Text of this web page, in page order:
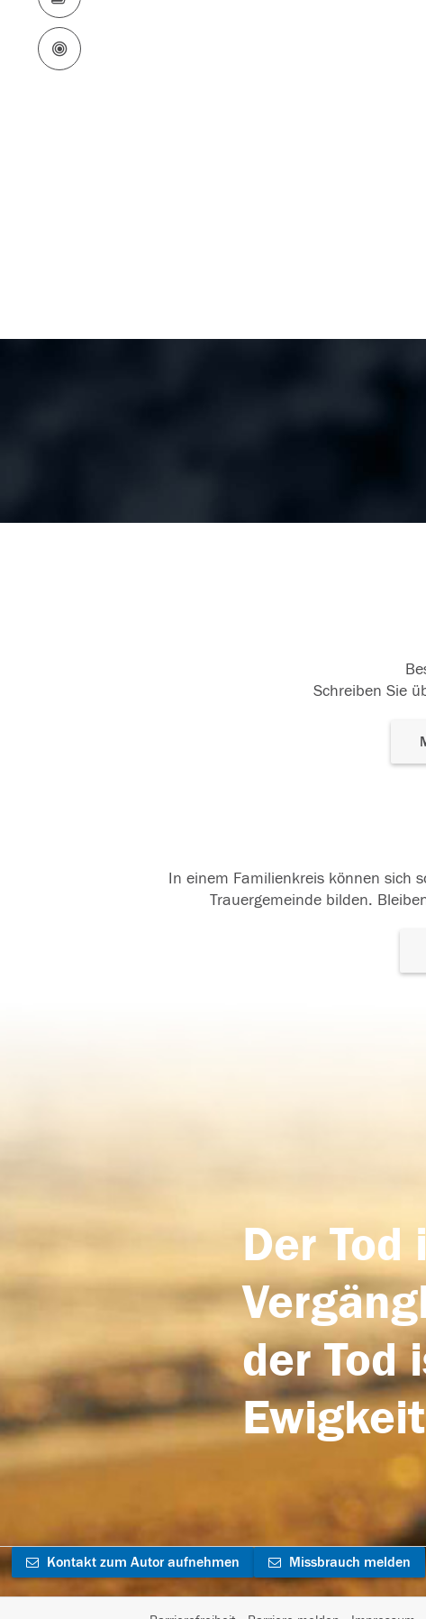
Schreiben Sie
In einem Familienkreis können sich
Trauergemeinde bilden.
Der
der Tod
Kontakt zum Autor aufnehmen Missbrauch melden